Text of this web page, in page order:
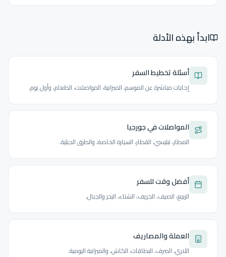
ابدأ بهذه الأدلة
أسئلة تخطيط السفر
إجابات مباشرة عن الموسم، الميزانية، المواصلات، الطعام، وأول يوم.
المواصلات في جورجيا
المطار، تبليسي، القطار، السيارة الخاصة، والطرق الجبلية.
أفضل وقت للسفر
الربيع، الصيف، الخريف، الشتاء، البحر والجبال.
العملة والمصاريف
اللاري، الصرف، البطاقات، الكاش، والميزانية اليومية.